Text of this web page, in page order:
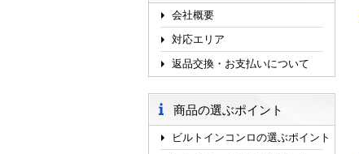
会社概要
対応エリア
返品交換・お支払いについて
商品の選ぶポイント
ビルトインコンロの選ぶポイント